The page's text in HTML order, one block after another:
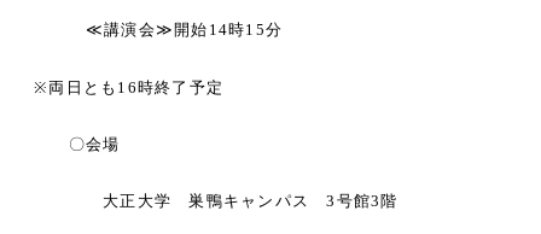
≪講演会≫ 開始 14時15分
※両日とも 16時終了予定
〇会場
大正大学 巣鴨キャンパス3 号館3 階